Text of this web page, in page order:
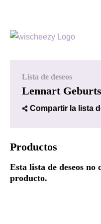
Lista de deseos
Lennart
Compartir la lista
Productos
Esta lista de deseos
producto.